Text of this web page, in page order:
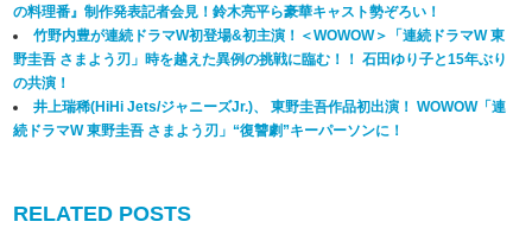
の料理番』制作発表記者会見！鈴木亮平ら豪華キャスト勢ぞろい！
竹野内豊が連続ドラマW初登場&初主演！＜WOWOW＞「連続ドラマW 東
野圭吾 さまよう刃」時を越えた異例の挑戦に臨む！！ 石田ゆり子と15年ぶり
の共演！
井上瑞稀(HiHi Jets/ジャニーズJr.)、 東野圭吾作品初出演！ WOWOW「連
続ドラマW 東野圭吾 さまよう刃」“復讐劇”キーパーソンに！
RELATED POSTS